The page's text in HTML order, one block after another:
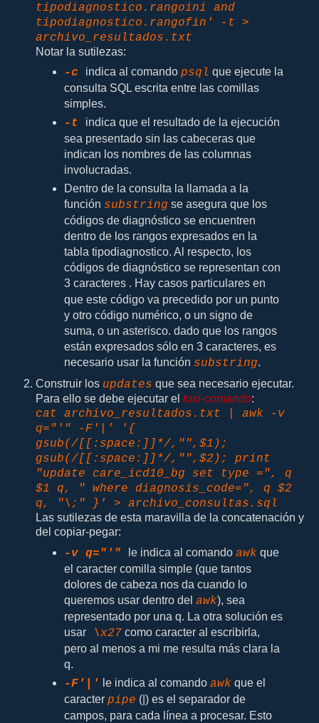
tipodiagnostico.rangoini and
tipodiagnostico.rangofin' -t >
archivo_resultados.txt
Notar la sutilezas:
-c indica al comando psql que ejecute la
consulta SQL escrita entre las comillas
simples.
-t
indica que el resultado de la ejecución
sea presentado sin las cabeceras que
indican los nombres de las columnas
involucradas.
Dentro de la consulta la llamada a la
función substring se asegura que los
códigos de diagnóstico se encuentren
dentro de los rangos expresados en la
tabla tipodiagnostico. Al respecto, los
códigos de diagnóstico se representan con
3 caracteres . Hay casos particulares en
que este código va precedido por un punto
y otro código numérico, o un signo de
suma, o un asterisco. dado que los rangos
están expresados sólo en 3 caracteres, es
necesario usar la función substring.
Construir los updates que sea necesario ejecutar.
Para ello se debe ejecutar el toxi-comando:
cat archivo_resultados.txt | awk -v
q="'" -F'|' '{
gsub(/[[:space:]]*/,"",$1);
gsub(/[[:space:]]*/,"",$2); print
"update care_icd10_bg set type =", q
$1 q, " where diagnosis_code=", q $2
q, "\;" }' > archivo_consultas.sql
Las sutilezas de esta maravilla de la concatenación y
del copiar-pegar:
-v q="'" le indica al comando awk que
el caracter comilla simple (que tantos
dolores de cabeza nos da cuando lo
queremos usar dentro del awk), sea
representado por una q. La otra solución es
usar\x27como caracter al escribirla,
pero al menos a mi me resulta más clara la
q.
-F'|' le indica al comando awk que el
caracter pipe (|) es el separador de
campos, para cada línea a procesar. Esto